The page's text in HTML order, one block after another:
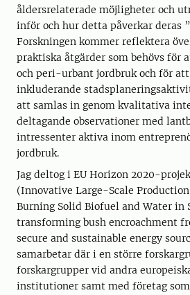
åldersrelaterade möjligheter och
inför och hur detta påverkar deras
Forskningen kommer reflektera
praktiska åtgärder som behövs för
och peri-urbant jordbruk och för
inkluderande
att samlas in genom kvalitativa
deltagande observationer med
intressenter aktiva inom
jordbruk.
Jag deltog i EU Horizon 2020-
(Innovative Large-Scale
Burning Solid Biofuel and Water in
transforming bush encroachment
secure and sustainable energy
samarbetar där i en större
forskargrupper vid andra
institutioner samt med företag